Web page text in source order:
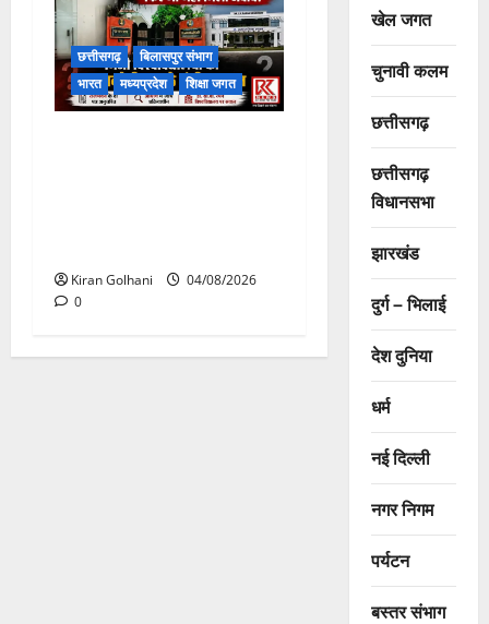
छत्तीसगढ़
बिलासपुर संभाग
भारत
मध्यप्रदेश शिक्षा जगत
Kiran Golhani
04/08/2026
0
खेल जगत
चुनावी कलम
छत्तीसगढ़
छत्तीसगढ़
विधानसभा
झारखंड
दुर्ग – भिलाई
देश दुनिया
धर्म
नई दिल्ली
नगर निगम
पर्यटन
बस्तर संभाग